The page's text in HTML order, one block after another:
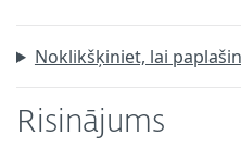
Noklikšķiniet, lai
Risinājums